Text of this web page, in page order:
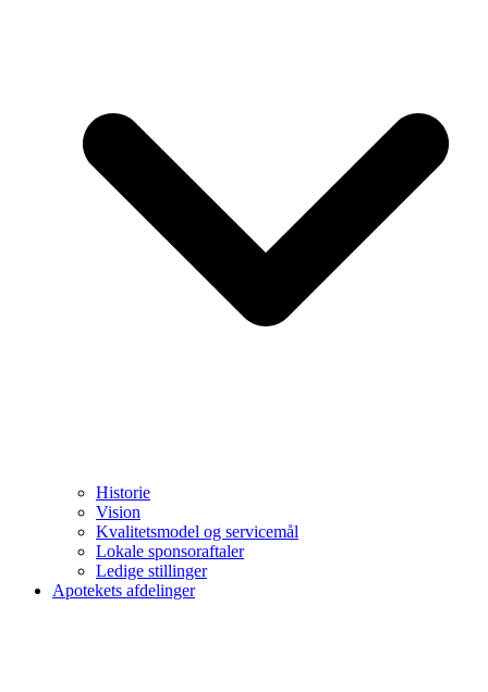
Historie
Vision
Kvalitetsmodel og servicemål
Lokale sponsoraftaler
Ledige stillinger
Apotekets afdelinger